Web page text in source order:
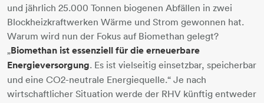
und jährlich 25.000 Tonnen biogenen Abfällen in zwei
Blockheizkraftwerken Wärme und Strom gewonnen hat.
Warum wird nun der Fokus auf Biomethan gelegt?
„Biomethan ist essenziell für die erneuerbare
Energieversorgung. Es ist vielseitig einsetzbar, speicherbar
und eine CO2-neutrale Energiequelle.“ Je nach
wirtschaftlicher Situation werde der RHV künftig entweder